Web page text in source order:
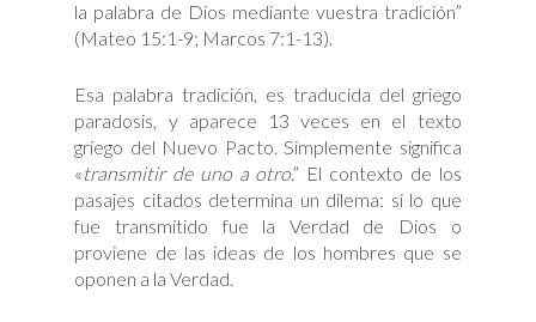
la palabra de Dios mediante vuestra tradición”
(Mateo 15:1-9; Marcos 7:1-13).
Esa palabra tradición, es traducida del griego
paradosis, y aparece 13 veces en el texto
griego del Nuevo Pacto. Simplemente significa
«transmitir de uno a otro.” El contexto de los
pasajes citados determina un dilema: si lo que
fue transmitido fue la Verdad de Dios o
proviene de las ideas de los hombres que se
oponen a la Verdad.